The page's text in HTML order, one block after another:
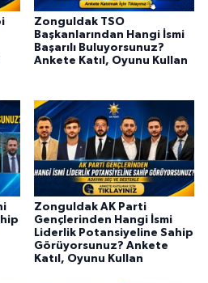
Zonguldak TSO
Başkanlarından Hangi İsmi
Başarılı Buluyorsunuz?
Ankete Katıl, Oyunu Kullan
Zonguldak AK Parti
Gençlerinden Hangi İsmi
Liderlik Potansiyeline Sahip
Görüyorsunuz? Ankete
Katıl, Oyunu Kullan